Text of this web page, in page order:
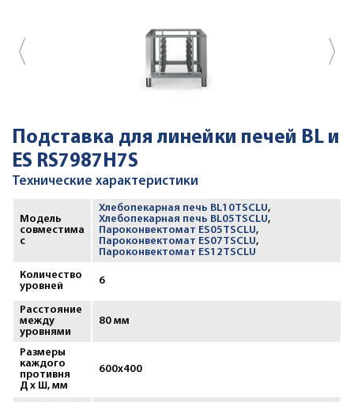
Подставка для линейки печей BL и
ES RS7987H7S
Технические характеристики
Модель
совместима
с
Хлебопекарная печь BL10TSCLU,
Хлебопекарная печь BL05TSCLU,
Пароконвектомат ES05TSCLU,
Пароконвектомат ES07TSCLU,
Пароконвектомат ES12TSCLU
Количество
уровней
6
Расстояние
между
уровнями
80 мм
Размеры
каждого
противня
Д х Ш, мм
600x400